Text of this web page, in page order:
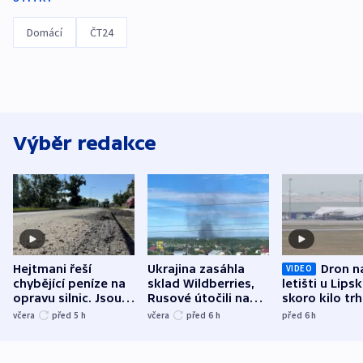
Domácí ČT24
Výběr redakce
Hejtmani řeší
chybějící peníze na
opravu silnic. Jsou
nenárokové, namítá
včera před 5 h
Ukrajina zasáhla
sklad Wildberries,
Rusové útočili na
trh, hasiče či
včera před 6 h
VIDEO
Dron
letišti u
skoro kilo
indicie
před 6h